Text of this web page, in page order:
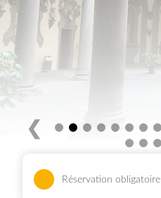
❮
Réservation obligatoire